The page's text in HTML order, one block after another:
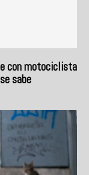
con motociclista
sabe